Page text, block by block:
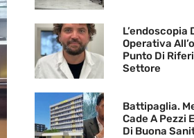
L’endoscopia
Operativa
Punto Di
Settore
Battipaglia.
Cade A Pezzi
Di Buona